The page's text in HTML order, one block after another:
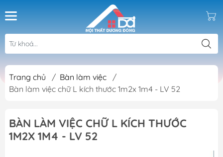
Trang chủ / Bàn làm việc
/
Bàn làm việc chữ L kích thước 1m2x 1m4 - LV 52
BÀN LÀM VIỆC CHỮ L KÍCH THƯỚC
1M2X 1M4 - LV 52